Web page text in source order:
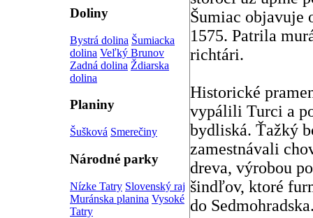
Doliny
Bystrá dolina Šumiacka
dolina Veľký Brunov
Zadná dolina Ždiarska
dolina
Planiny
Šušková Smerečiny
Národné parky
Nízke Tatry Slovenský raj
Muránska planina Vysoké
Tatry
Šumiac objavuje
1575. Patrila
richtári.
Historické
vypálili Turci a
bydliská. Ťažký
zamestnávali
dreva, výrobou
šindľov, ktoré
do